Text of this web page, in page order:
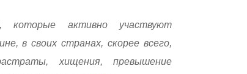
которые активно участвуют
в своих странах, скорее всего,
хищения, превышение